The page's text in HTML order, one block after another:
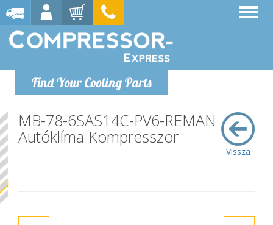
Find Your Cooling Parts
Vissza
MB-78-6SAS14C-PV6-REMAN
Autóklíma Kompresszor